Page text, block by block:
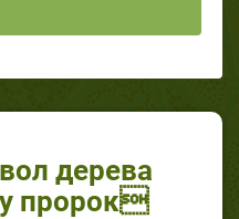
дерева
пророк